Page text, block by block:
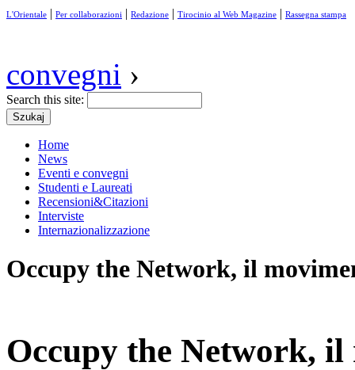
L'Orientale | Per collaborazioni | Redazione | Tirocinio al Web Magazine | Rassegna stampa
convegni ›
Search this site:
Home
News
Eventi e convegni
Studenti e Laureati
Recensioni&Citazioni
Interviste
Internazionalizzazione
Occupy the Network, il
Occupy the Network, il